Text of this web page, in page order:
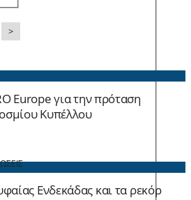
>
Europe για την πρόταση
Κυπέλλου
Ενδεκάδας και τα ρεκόρ